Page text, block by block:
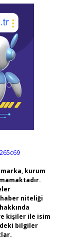
kurum
niteliği
kişiler ile isim
bilgiler